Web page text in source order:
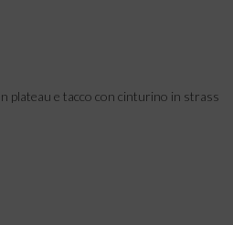
plateau e tacco con cinturino in strass